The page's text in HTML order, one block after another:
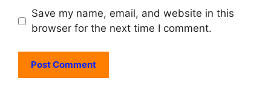
Save my name, email, and website in this
browser for the next time I comment.